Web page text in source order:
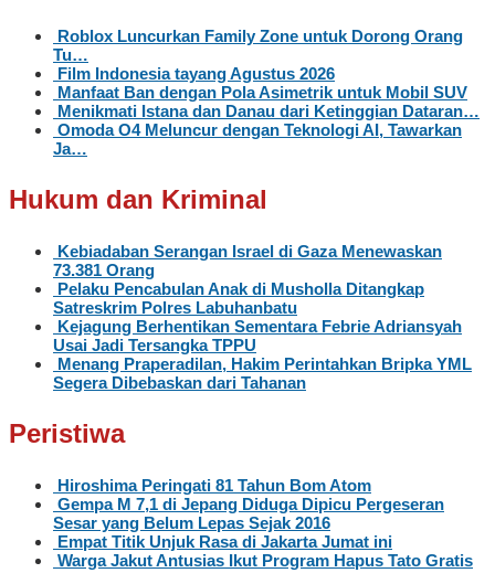
Roblox Luncurkan Family Zone untuk Dorong Orang
Tu…
Film Indonesia tayang Agustus 2026
Manfaat Ban dengan Pola Asimetrik untuk Mobil SUV
Menikmati Istana dan Danau dari Ketinggian Dataran…
Omoda O4 Meluncur dengan Teknologi AI, Tawarkan
Ja…
Hukum dan Kriminal
Kebiadaban Serangan Israel di Gaza Menewaskan
73.381 Orang
Pelaku Pencabulan Anak di Musholla Ditangkap
Satreskrim Polres Labuhanbatu
Kejagung Berhentikan Sementara Febrie Adriansyah
Usai Jadi Tersangka TPPU
Menang Praperadilan, Hakim Perintahkan Bripka YML
Segera Dibebaskan dari Tahanan
Peristiwa
Hiroshima Peringati 81 Tahun Bom Atom
Gempa M 7,1 di Jepang Diduga Dipicu Pergeseran
Sesar yang Belum Lepas Sejak 2016
Empat Titik Unjuk Rasa di Jakarta Jumat ini
Warga Jakut Antusias Ikut Program Hapus Tato Gratis